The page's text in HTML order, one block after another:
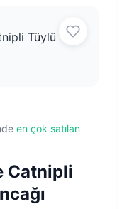
en çok satılan
Catnipli